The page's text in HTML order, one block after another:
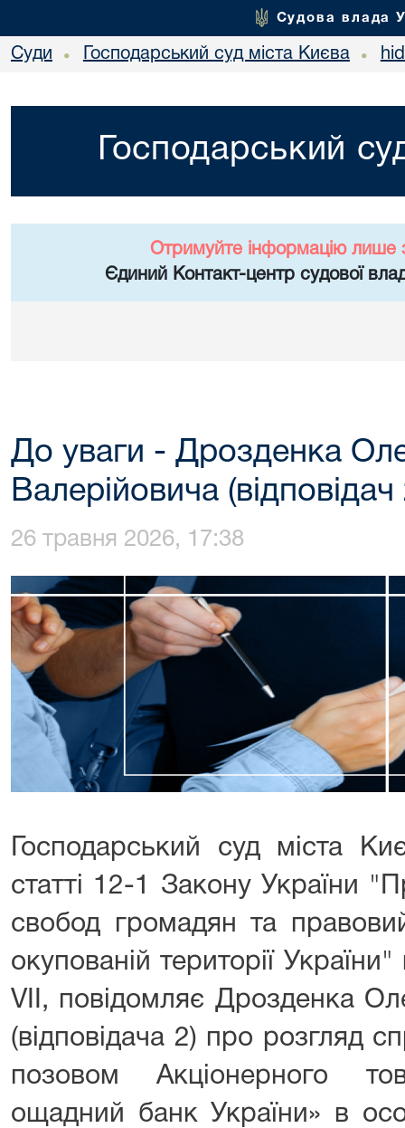
Судова влада
Суди • Господарський суд міста Києва •
Господарський
Отримуйте інформацію лише
Єдиний Контакт-центр судової
До уваги - Дрозденка
Валерійовича (відповідач
26 травня 2026, 17:38
Господарський суд міста
статті 12-1 Закону України
свобод громадян та
окупованій території
VII, повідомляє Дрозденка
(відповідача 2) про розгляд
позовом Акціонерного
ощадний банк України» в